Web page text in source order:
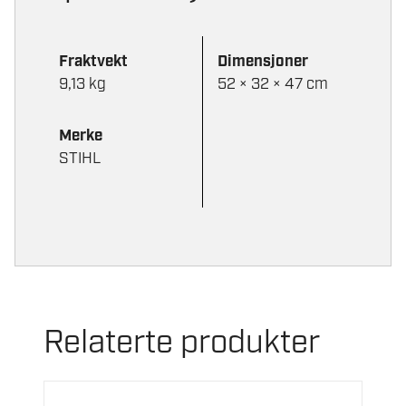
Fraktvekt
9,13 kg
Dimensjoner
52 × 32 × 47 cm
Merke
STIHL
Relaterte produkter